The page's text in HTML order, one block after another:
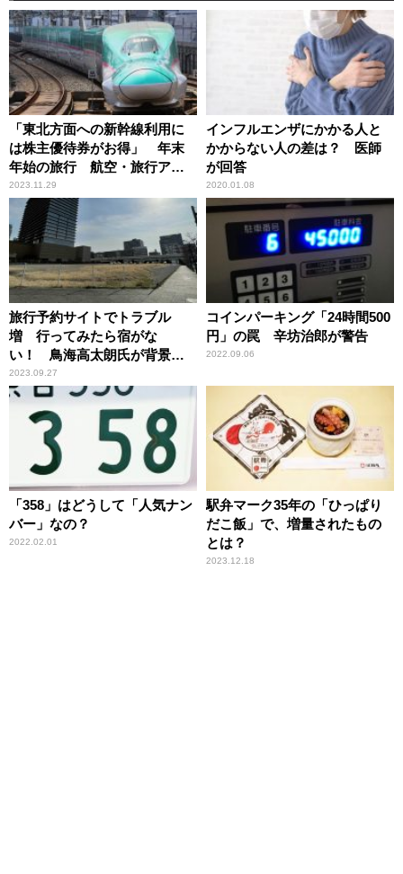
「東北方面への新幹線利用に
は株主優待券がお得」 年末
年始の旅行 航空・旅行アナ
リストが指南
2023.11.29
インフルエンザにかかる人と
かからない人の差は？ 医師
が回答
2020.01.08
旅行予約サイトでトラブル
増 行ってみたら宿がな
い！ 鳥海高太朗氏が背景を
解説
2023.09.27
コインパーキング「24時間500
円」の罠 辛坊治郎が警告
2022.09.06
「358」はどうして「人気ナン
バー」なの？
2022.02.01
駅弁マーク35年の「ひっぱり
だこ飯」で、増量されたもの
とは？
2023.12.18